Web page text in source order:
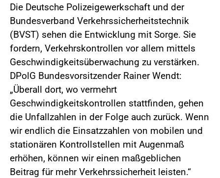
Die Deutsche Polizeigewerkschaft und der
Bundesverband Verkehrssicherheitstechnik
(BVST) sehen die Entwicklung mit Sorge. Sie
fordern, Verkehrskontrollen vor allem mittels
Geschwindigkeitsüberwachung zu verstärken.
DPolG Bundesvorsitzender Rainer Wendt:
„Überall dort, wo vermehrt
Geschwindigkeitskontrollen stattfinden, gehen
die Unfallzahlen in der Folge auch zurück. Wenn
wir endlich die Einsatzzahlen von mobilen und
stationären Kontrollstellen mit Augenmaß
erhöhen, können wir einen maßgeblichen
Beitrag für mehr Verkehrssicherheit leisten.“